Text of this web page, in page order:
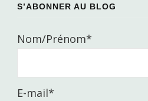
S’ABONNER AU BLOG
Nom/Prénom*
E-mail*